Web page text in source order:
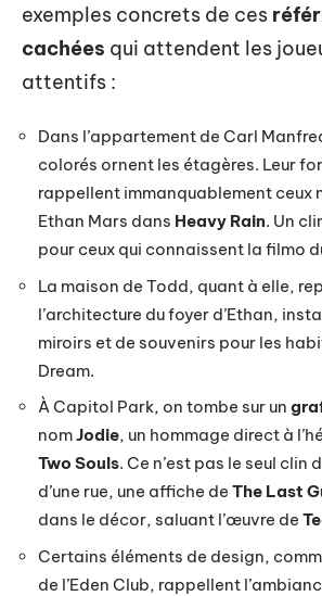
exemples concrets de ces
cachées qui attendent les
attentifs :
Dans l’appartement de Carl
colorés ornent les étagères. Leur
rappellent immanquablement ceux
Ethan Mars dans Heavy Rain. Un
pour ceux qui connaissent la filmo
La maison de Todd, quant à elle,
l’architecture du foyer d’Ethan,
miroirs et de souvenirs pour les
Dream.
À Capitol Park, on tombe sur un
nomJodie, un hommage direct à
Two Souls. Ce n’est pas le seul clin
d’une rue, une affiche de The Last
dans le décor, saluant l’œuvre de
Certains éléments de design,
de l’Eden Club, rappellent